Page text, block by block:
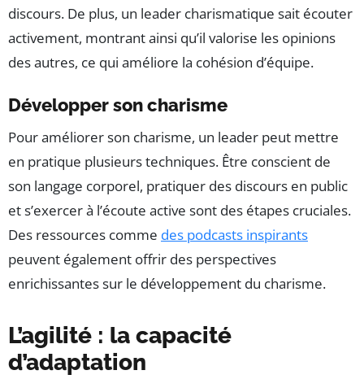
discours. De plus, un leader charismatique sait écouter
activement, montrant ainsi qu’il valorise les opinions
des autres, ce qui améliore la cohésion d’équipe.
Développer son charisme
Pour améliorer son charisme, un leader peut mettre
en pratique plusieurs techniques. Être conscient de
son langage corporel, pratiquer des discours en public
et s’exercer à l’écoute active sont des étapes cruciales.
Des ressources comme des podcasts inspirants
peuvent également offrir des perspectives
enrichissantes sur le développement du charisme.
L’agilité : la capacité
d’adaptation